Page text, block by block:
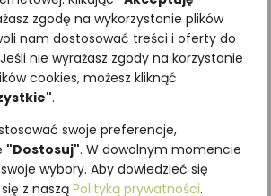
zgodę na wykorzystanie plików
nam dostosować treści i oferty do
nie wyrażasz zgody na korzystanie
cookies, możesz kliknąć
.
swoje preferencje,
"Dostosuj". W dowolnym momencie
wybory. Aby dowiedzieć się
z naszą Polityką prywatności.
Najniższa cena z ostatnich 30
dni:
Kategorie:ILUSTRACJE
Kurowate,Ptaki